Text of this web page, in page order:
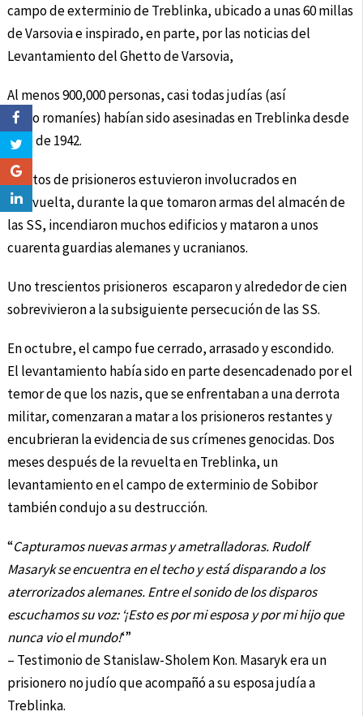
campo de exterminio de Treblinka, ubicado a unas 60 millas
de Varsovia e inspirado, en parte, por las noticias del
Levantamiento del Ghetto de Varsovia,
Al menos 900,000 personas, casi todas judías (así
como romaníes) habían sido asesinadas en Treblinka desde
julio de 1942.
Cientos de prisioneros estuvieron involucrados en
la revuelta, durante la que tomaron armas del almacén de
las SS, incendiaron muchos edificios y mataron a unos
cuarenta guardias alemanes y ucranianos.
Uno trescientos prisioneros escaparon y alrededor de cien
sobrevivieron a la subsiguiente persecución de las SS.
En octubre, el campo fue cerrado, arrasado y escondido.
El levantamiento había sido en parte desencadenado por el
temor de que los nazis, que se enfrentaban a una derrota
militar, comenzaran a matar a los prisioneros restantes y
encubrieran la evidencia de sus crímenes genocidas. Dos
meses después de la revuelta en Treblinka, un
levantamiento en el campo de exterminio de Sobibor
también condujo a su destrucción.
“Capturamos nuevas armas y ametralladoras. Rudolf
Masaryk se encuentra en el techo y está disparando a los
aterrorizados alemanes. Entre el sonido de los disparos
escuchamos su voz: ‘¡Esto es por mi esposa y por mi hijo que
nunca vio el mundo!‘”
– Testimonio de Stanislaw-Sholem Kon. Masaryk era un
prisionero no judío que acompañó a su esposa judía a
Treblinka.